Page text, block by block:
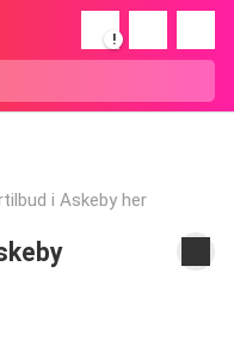
!
i Askeby her